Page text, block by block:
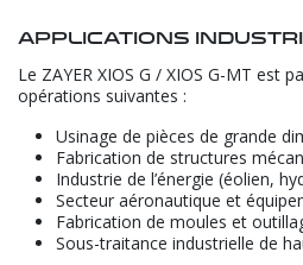
Applications
Le ZAYER XIOS G / XIOS G-MT est
opérations suivantes :
Usinage de pièces de grande
Fabrication de structures
Industrie de l’énergie (éolien,
Secteur aéronautique et
Fabrication de moules et
Sous-traitance industrielle de